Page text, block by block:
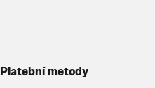
Platební metody